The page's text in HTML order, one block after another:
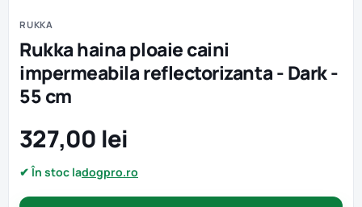
RUKKA
Rukka haina ploaie caini
impermeabila reflectorizanta - Dark -
55 cm
327,00 lei
✔ În stoc ladogpro.ro